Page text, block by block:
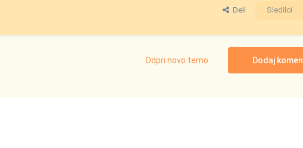
Deli Sledilci
Dodaj
Odpri novo temo